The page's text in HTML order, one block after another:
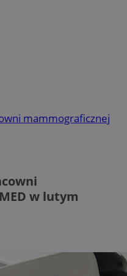
mammograficznej
w lutym